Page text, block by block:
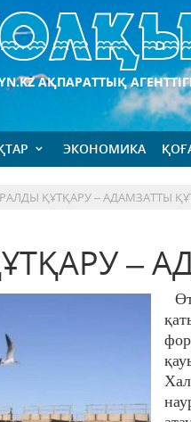
АҚПАРАТТЫҚ
ЭКОНОМИКА
ҚҰТҚАРУ – АДАМЗАТТЫ
–